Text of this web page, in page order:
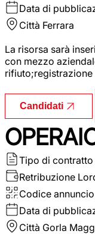
Data di
Città Ferrara
La risorsa sarà
con mezzo
rifiuto;registrazione
Candidati
Tipo di contratto
Retribuzione
Codice annuncio
Data di
Città Gorla